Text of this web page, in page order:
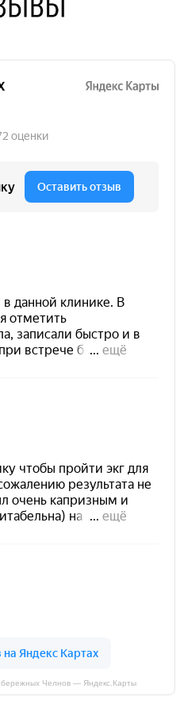
Челнов — Яндекс.Карты